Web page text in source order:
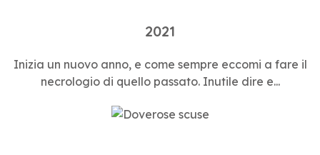
2021
Inizia un nuovo anno, e come sempre eccomi a fare il
necrologio di quello passato. Inutile dire e...